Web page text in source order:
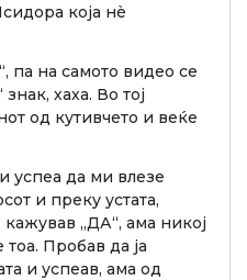
која нè
па на самото видео се
хаха. Во тој
од кутивчето и веќе
успеа да ми влезе
и преку устата,
„ДА“, ама никој
Пробав да ја
и успеав, ама од